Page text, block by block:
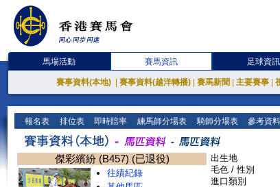
馬場活動 賽馬資訊 足球資訊
賽事資料(本地) 賽事資料(越洋轉播) 賽馬新聞 主要賽事
報名表 排位表 即時賠率 練馬師分場表 騎師分場表 參考資料
傑彩繽紛 (B457) (已退役)
往績紀錄
出生地
毛色 / 性別
進口類別